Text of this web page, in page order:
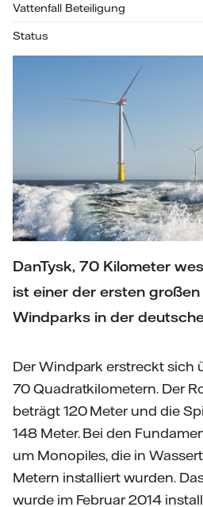
Vattenfall Beteiligung
Status
DanTysk, 70 Kilometer
ist einer der ersten großen
Windparks in der
Der Windpark erstreckt sich
70 Quadratkilometern. Der
beträgt 120 Meter und die
148 Meter. Bei den
um Monopiles, die in
Metern installiert wurden.
wurde im Februar 2014